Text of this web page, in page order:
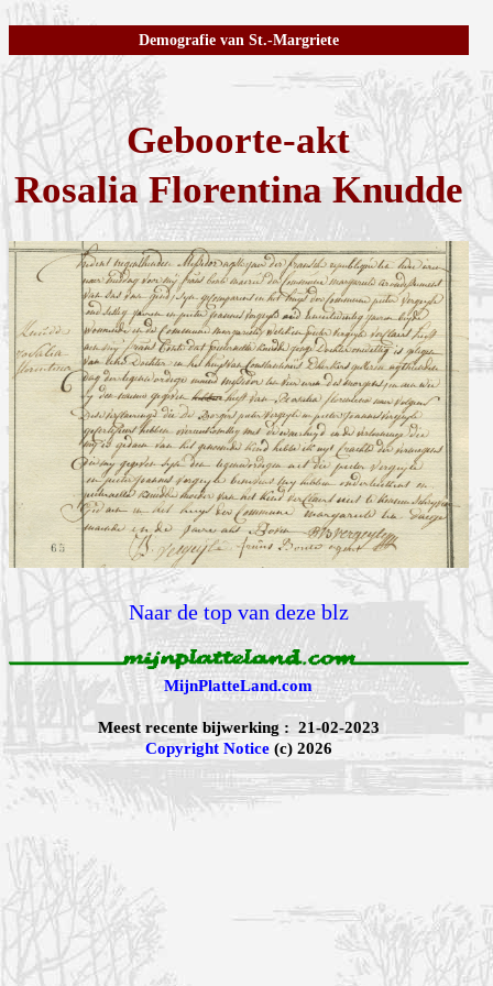
Demografie van St.-Margriete
Geboorte-akt
Rosalia Florentina Knudde
Naar de top van deze blz
MijnPlatteLand.com
Meest recente bijwerking : 21-02-2023
Copyright Notice(c) 2026